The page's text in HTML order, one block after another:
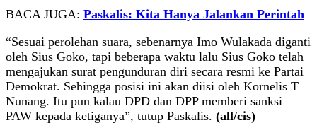
BACA JUGA: Paskalis: Kita Hanya Jalankan Perintah
“Sesuai perolehan suara, sebenarnya Imo Wulakada diganti
oleh Sius Goko, tapi beberapa waktu lalu Sius Goko telah
mengajukan surat pengunduran diri secara resmi ke Partai
Demokrat. Sehingga posisi ini akan diisi oleh Kornelis T
Nunang. Itu pun kalau DPD dan DPP memberi sanksi
PAW kepada ketiganya”, tutup Paskalis. (all/cis)